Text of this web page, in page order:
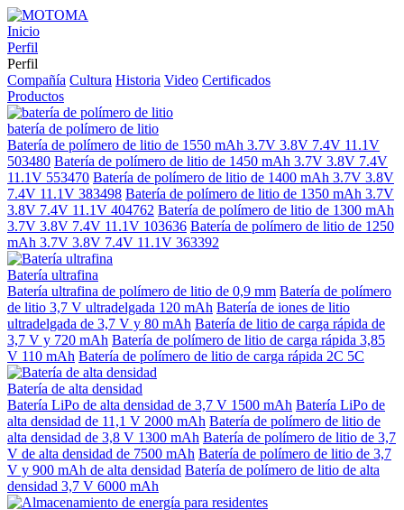
Inicio
Perfil
Perfil
Compañía Cultura Historia Video Certificados
Productos
batería de polímero de litio
Batería de polímero de litio de 1550 mAh 3.7V 3.8V 7.4V 11.1V
503480 Batería de polímero de litio de 1450 mAh 3.7V 3.8V 7.4V
11.1V 553470 Batería de polímero de litio de 1400 mAh 3.7V 3.8V
7.4V 11.1V 383498 Batería de polímero de litio de 1350 mAh 3.7V
3.8V 7.4V 11.1V 404762 Batería de polímero de litio de 1300 mAh
3.7V 3.8V 7.4V 11.1V 103636 Batería de polímero de litio de 1250
mAh 3.7V 3.8V 7.4V 11.1V 363392
Batería ultrafina
Batería ultrafina de polímero de litio de 0,9 mm Batería de polímero
de litio 3,7 V ultradelgada 120 mAh Batería de iones de litio
ultradelgada de 3,7 V y 80 mAh Batería de litio de carga rápida de
3,7 V y 720 mAh Batería de polímero de litio de carga rápida 3,85
V 110 mAh Batería de polímero de litio de carga rápida 2C 5C
Batería de alta densidad
Batería LiPo de alta densidad de 3,7 V 1500 mAh Batería LiPo de
alta densidad de 11,1 V 2000 mAh Batería de polímero de litio de
alta densidad de 3,8 V 1300 mAh Batería de polímero de litio de 3,7
V de alta densidad de 7500 mAh Batería de polímero de litio de 3,7
V y 900 mAh de alta densidad Batería de polímero de litio de alta
densidad 3,7 V 6000 mAh